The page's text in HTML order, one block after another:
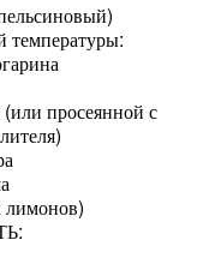
температуры:
просеянной с
лимонов)